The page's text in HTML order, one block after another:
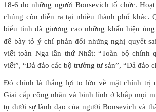
18-6 do những người Bonsevich tổ chức.
chúng còn diễn ra tại nhiều thành phố khác.
biểu tình đã giương cao những khẩu hiệu
để bày tỏ ý chí phản đối những nghị quyết
viết toàn Nga lần thứ Nhất: “Toàn bộ chính
viết”, “Đả đảo các bộ trưởng tư sản”, “Đả đảo
Đó chính là thắng lợi to lớn về mặt chính trị
Giai cấp công nhân và binh lính ở khắp mọi
tụ dưới sự lãnh đạo của người Bonsevich và